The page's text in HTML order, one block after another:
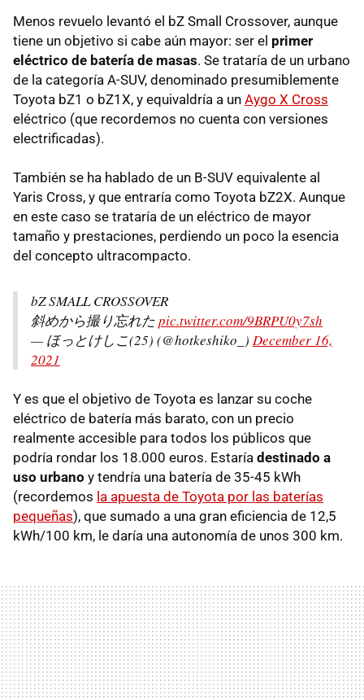
Menos revuelo levantó el bZ Small Crossover, aunque
tiene un objetivo si cabe aún mayor: ser el primer
eléctrico de batería de masas. Se trataría de un urbano
de la categoría A-SUV, denominado presumiblemente
Toyota bZ1 o bZ1X, y equivaldría a un Aygo X Cross
eléctrico (que recordemos no cuenta con versiones
electrificadas).
También se ha hablado de un B-SUV equivalente al
Yaris Cross, y que entraría como Toyota bZ2X. Aunque
en este caso se trataría de un eléctrico de mayor
tamaño y prestaciones, perdiendo un poco la esencia
del concepto ultracompacto.
bZ SMALL CROSSOVER
斜めから撮り忘れたpic.twitter.com/9BRPU0y7sh
— ほっとけしこ(25) (@hotkeshiko_) December 16,
2021
Y es que el objetivo de Toyota es lanzar su coche
eléctrico de batería más barato, con un precio
realmente accesible para todos los públicos que
podría rondar los 18.000 euros. Estaría destinado a
uso urbano y tendría una batería de 35-45 kWh
(recordemos la apuesta de Toyota por las baterías
pequeñas), que sumado a una gran eficiencia de 12,5
kWh/100 km, le daría una autonomía de unos 300 km.